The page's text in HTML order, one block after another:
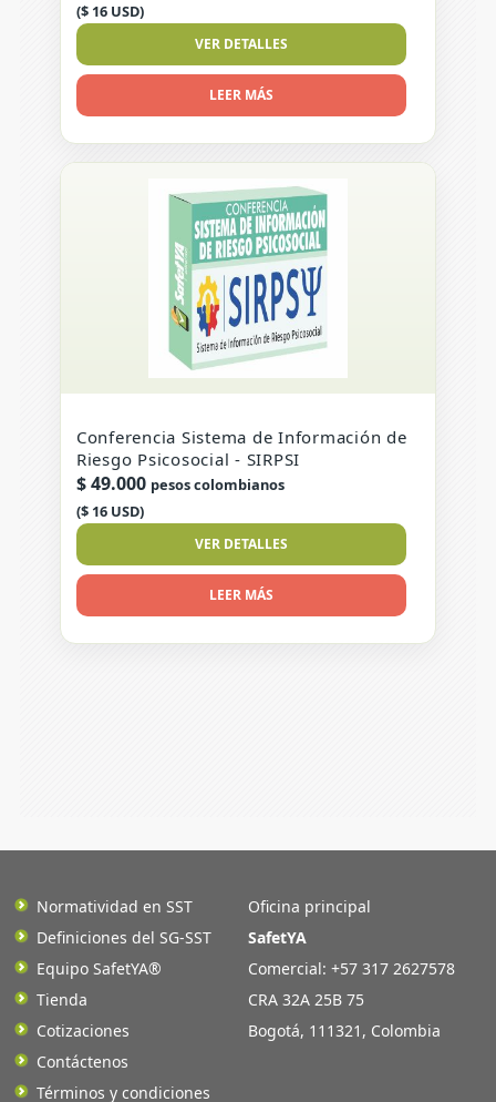
($ 16 USD)
VER DETALLES
LEER MÁS
Conferencia Sistema de Información de
Riesgo Psicosocial - SIRPSI
$49.000 pesos colombianos
($ 16 USD)
VER DETALLES
LEER MÁS
Normatividad en SST
Definiciones del SG-SST
Equipo SafetYA®
Tienda
Cotizaciones
Contáctenos
Términos y condiciones
Oficina principal
SafetYA
Comercial: +57 317 2627578
CRA 32A 25B 75
Bogotá, 111321 , Colombia